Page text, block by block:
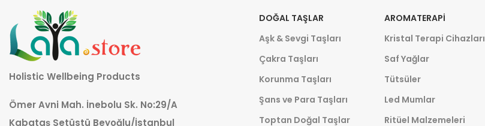
Holistic Wellbeing Products
Ömer Avni Mah. İnebolu Sk. No:29/A
Kabataş Setüstü Beyoğlu/İstanbul
DOĞAL TAŞLAR
Aşk & Sevgi Taşları
Çakra Taşları
Korunma Taşları
Şans ve Para Taşları
Toptan Doğal Taşlar
AROMATERAPI
Kristal Terapi Cihazları
Saf Yağlar
Tütsüler
Led Mumlar
Ritüel Malzemeleri